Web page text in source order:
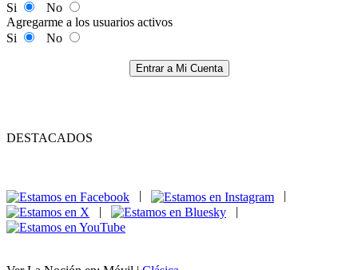
Si
No
Agregarme a los usuarios activos
Si
No
Entrar a Mi Cuenta
DESTACADOS
|
|
|
|